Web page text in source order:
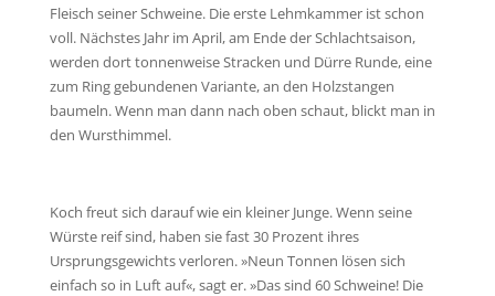
Fleisch seiner Schweine. Die erste Lehmkammer ist schon
voll. Nächstes Jahr im April, am Ende der Schlachtsaison,
werden dort tonnenweise Stracken und Dürre Runde, eine
zum Ring gebundenen Variante, an den Holzstangen
baumeln. Wenn man dann nach oben schaut, blickt man in
den Wursthimmel.
Koch freut sich darauf wie ein kleiner Junge. Wenn seine
Würste reif sind, haben sie fast 30 Prozent ihres
Ursprungsgewichts verloren. »Neun Tonnen lösen sich
einfach so in Luft auf«, sagt er. »Das sind 60 Schweine! Die